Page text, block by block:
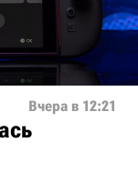
Вчера в 12:21